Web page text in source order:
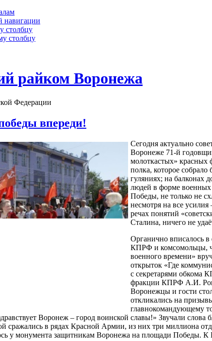
навигации
столбцу
столбцу
райком Воронежа
Федерации
впереди!
Сегодня актуально
Воронеже 71-й
молоткастых» красных
полка, которое
гуляниях; на балконах
людей в форме
Победы, не только не
несмотря на все
речах понятий
Сталина, ничего не
Органично вписалось
КПРФ и комсомольцы,
военного времени»
открыток «Где
с секретарями обкома
фракции КПРФ А.И.
Воронежцы и гости
откликались на
главнокомандующему
Воронеж – город воинской славы!» Звучали
сражались в рядах Красной Армии, из них три миллиона
у монумента защитникам Воронежа на площади Победы.